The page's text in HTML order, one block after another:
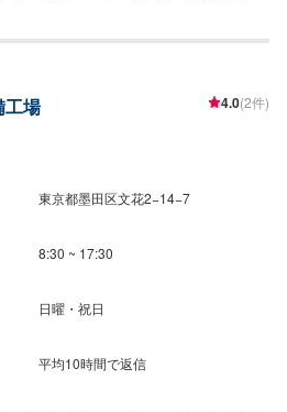
工場 4.0(2件)
東京都墨田区文花2−14−7
8:30 ~ 17:30
日曜・祝日
平均10時間で返信